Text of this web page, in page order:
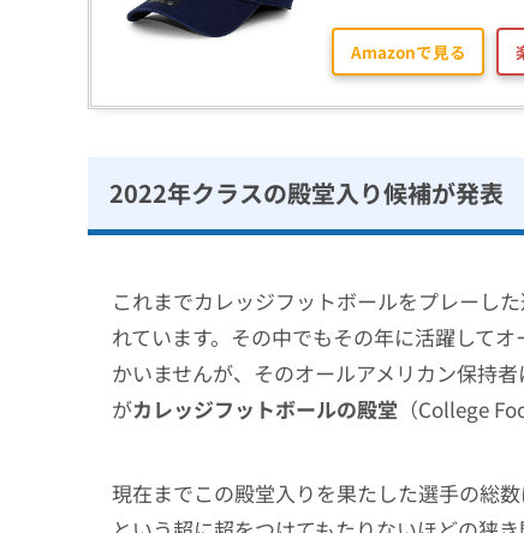
Amazonで見る
2022年クラスの殿堂入り候補が発表
これまでカレッジフットボールをプレーし
れています。その中でもその年に活躍して
かいませんが、そのオールアメリカン保持
がカレッジフットボールの殿堂 （College
現在までこの殿堂入りを果たした選手の総